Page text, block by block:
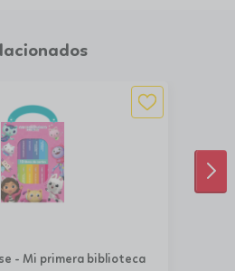
- Mi primera biblioteca